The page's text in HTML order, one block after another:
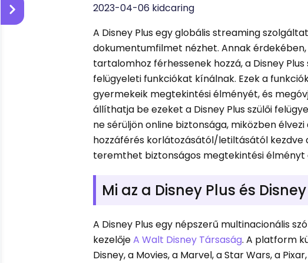
2023-04-06 kidcaring
A Disney Plus egy globális streaming
dokumentumfilmet nézhet. Annak
tartalomhoz férhessenek hozzá, a Disney
felügyeleti funkciókat kínálnak. Ezek a
gyermekeik megtekintési élményét, és
állíthatja be ezeket a Disney Plus szülői
ne sérüljön online biztonsága, miközben
hozzáférés korlátozásától/letiltásától
teremthet biztonságos megtekintési élményt
Mi az a Disney Plus és
A Disney Plus egy népszerű multinacionális
kezelőjeA Walt Disney Társaság. A platform
Disney, a Movies, a Marvel, a Star Wars, a Pixar,